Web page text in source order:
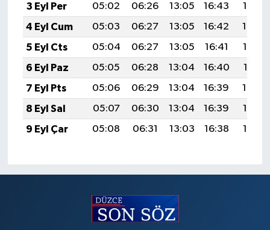
3 Eyl Per
05:02 06:26 13:05 16:43
19:35
4 Eyl Cum
05:03 06:27 13:05 16:42
19:34
5 Eyl Cts
05:04 06:27 13:05 16:41
19:32
6 Eyl Paz
05:05 06:28 13:04 16:40
19:31
7 Eyl Pts
05:06 06:29 13:04 16:39
19:29
8 Eyl Sal
05:07 06:30 13:04 16:39
19:28
9 Eyl Çar
05:08 06:31 13:03 16:38 19:26